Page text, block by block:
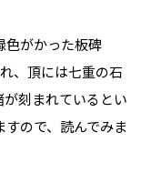
がかった板碑
、頂には七重の石
刻まれているとい
ので、読んでみま